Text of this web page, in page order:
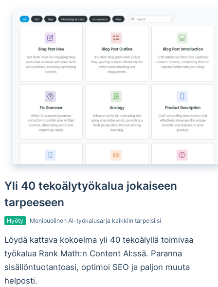
Yli 40 tekoälytyökalua jokaiseen
tarpeeseen
Hyöty Monipuolinen AI-työkalusarja kaikkiin tarpeisiisi
Löydä kattava kokoelma yli 40 tekoälyllä toimivaa
työkalua Rank Math:n Content AI:ssä. Paranna
sisällöntuotantoasi, optimoi SEO ja paljon muuta
helposti.